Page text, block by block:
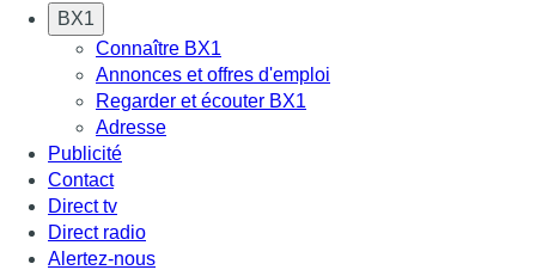
BX1
Connaître BX1
Annonces et offres d'emploi
Regarder et écouter BX1
Adresse
Publicité
Contact
Direct tv
Direct radio
Alertez-nous